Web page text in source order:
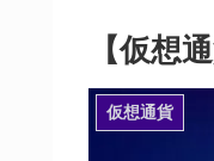
【仮想
仮想通貨